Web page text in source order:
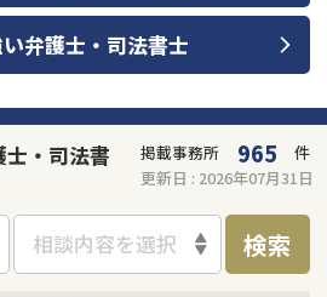
弁護士・司法書士
・司法書
掲載事務所 965
件
更新日 : 2026年07月31日
相談内容を選択 検索